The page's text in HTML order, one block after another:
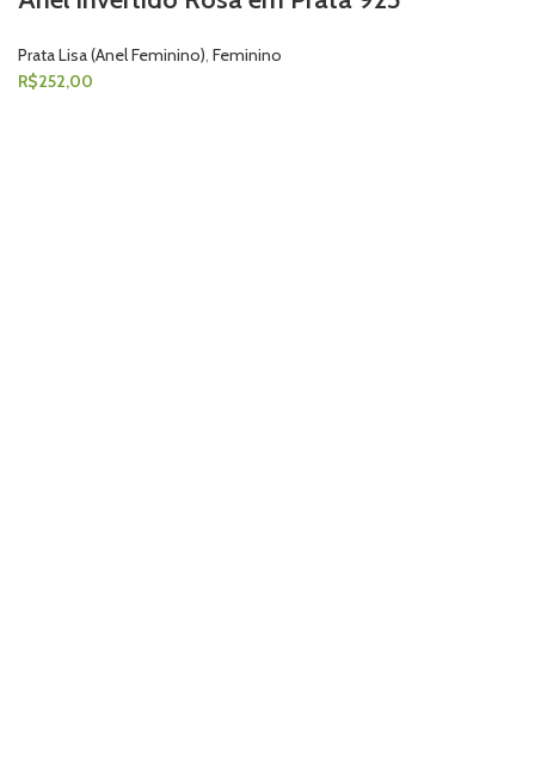
Prata Lisa (Anel Feminino), Feminino
R$252,00